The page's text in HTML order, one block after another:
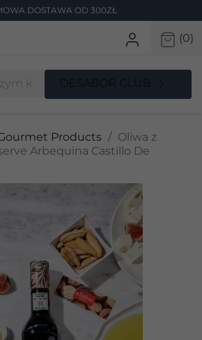
DOSTAWA OD 300ZŁ
(0)
Products
Oliwa z
Arbequina Castillo De